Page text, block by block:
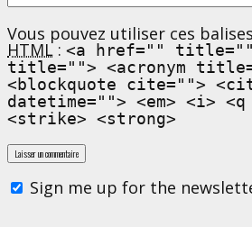
Vous pouvez utiliser ces
HTML : <a href=""
title=""> <acronym
<blockquote cite="">
datetime=""> <em> <i>
<strike> <strong>
Sign me up for the